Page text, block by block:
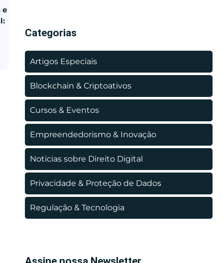
e
Categorias
Artigos Especiais
Blockchain & Criptoativos
Cursos & Eventos
Empreendedorismo & Inovação
Noticias sobre Direito Digital
Privacidade & Proteção de Dados
Regulação & Tecnologia